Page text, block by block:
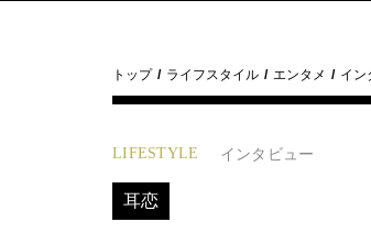
トップ ライフスタイル エンタメ イン
LIFESTYLE インタビュー
耳恋